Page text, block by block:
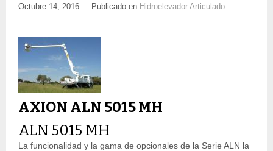
Octubre 14, 2016 Publicado en Hidroelevador Articulado
AXION ALN 5015 MH
ALN 5015 MH
La funcionalidad y la gama de opcionales de la Serie ALN la